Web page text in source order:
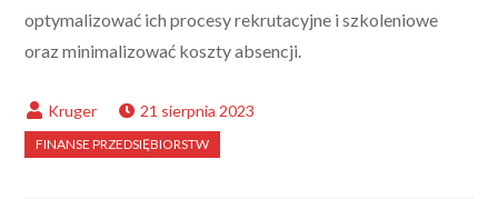
optymalizować ich procesy rekrutacyjne i szkoleniowe
oraz minimalizować koszty absencji.
21 sierpnia 2023